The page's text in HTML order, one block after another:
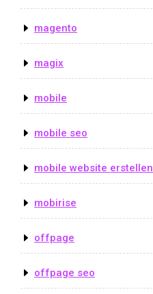
magento
magix
mobile
mobile seo
mobile website erstellen
mobirise
offpage
offpage seo